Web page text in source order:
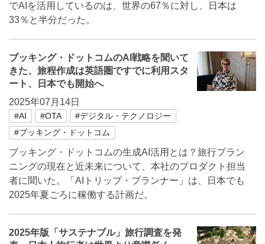
でAIを活用しているのは、世界の67％に対し、日本は
33％と半分だった。
ブッキング・ドットコムのAI戦略を聞いて
きた、旅程作成は英語圏ですでに利用スタ
ート、日本でも開始へ
2025年07月14日
#AI #OTA
#デジタル・テクノロジー
#ブッキング・ドットコム
ブッキング・ドットコムの生成AI活用とは？旅行プラン
ニングの現在と近未来について、本社のプロダクト担当
者に聞いた。「AIトリップ・プランナー」は、日本でも
2025年夏ごろに稼働する計画だ。
2025年版「サステナブル」旅行調査を発